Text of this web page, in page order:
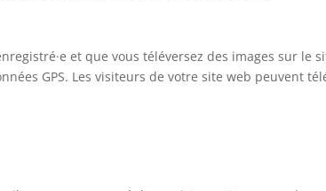
et que vous téléversez des images sur le
GPS. Les visiteurs de votre site web peuvent